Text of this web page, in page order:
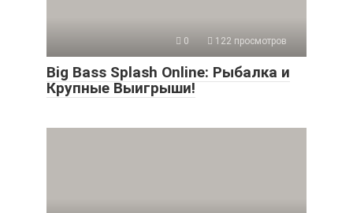
0 122 просмотров
Big Bass Splash Online: Рыбалка и
Крупные Выигрыши!